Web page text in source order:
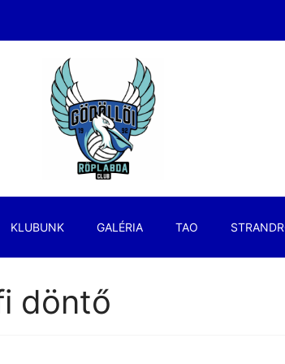
KLUBUNK GALÉRIA TAO
döntő